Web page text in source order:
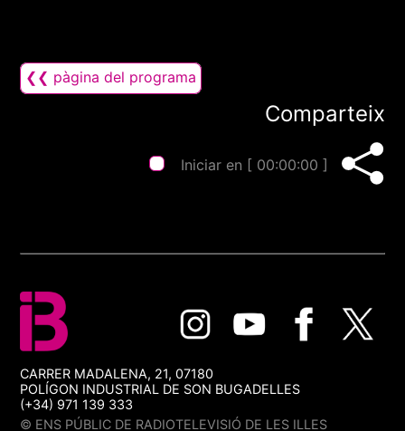
❮❮ pàgina del programa
Comparteix
Iniciar en [ 00:00:00 ]
CARRER MADALENA, 21, 07180
POLÍGON INDUSTRIAL DE SON BUGADELLES
(+34) 971 139 333
© ENS PÚBLIC DE RADIOTELEVISIÓ DE LES ILLES